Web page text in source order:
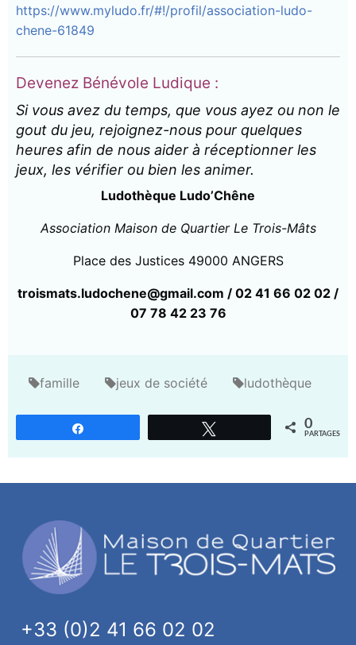
https://www.myludo.fr/#!/profil/association-ludo-
chene-61849
Devenez Bénévole Ludique :
Si vous avez du temps, que vous ayez ou non le
gout du jeu, rejoignez-nous pour quelques
heures afin de nous aider à réceptionner les
jeux, les vérifier ou bien les animer.
Ludothèque Ludo’Chêne
Association Maison de Quartier Le Trois-Mâts
Place des Justices 49000 ANGERS
troismats.ludochene@gmail.com / 02 41 66 02 02 /
07 78 42 23 76
famille jeux de société ludothèque
0
PARTAGES
+33 (0)2 41 66 02 02